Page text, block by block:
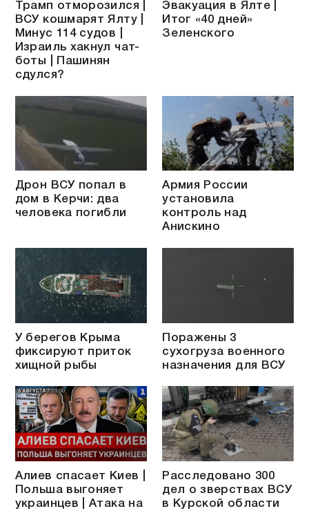
Трамп отморозился |
ВСУ кошмарят Ялту |
Минус 114 судов |
Израиль хакнул чат-
боты | Пашинян
сдулся?
Эвакуация в Ялте |
Итог «40 дней»
Зеленского
Дрон ВСУ попал в
дом в Керчи: два
человека погибли
Армия России
установила
контроль над
Анискино
У берегов Крыма
фиксируют приток
хищной рыбы
Поражены 3
сухогруза военного
назначения для ВСУ
Алиев спасает Киев |
Польша выгоняет
украинцев | Атака на
Расследовано 300
дел о зверствах ВСУ
в Курской области